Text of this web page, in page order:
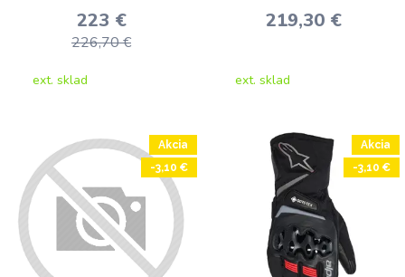
223 €
226,70 €
ext. sklad
219,30 €
ext. sklad
Akcia
-3,10 €
Akcia
-3,10 €